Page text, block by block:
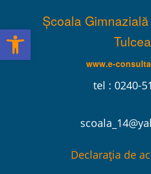
Școala
Tulcea
www.e-
tel : 0240-
Declarația de
Deschide bara de unelte